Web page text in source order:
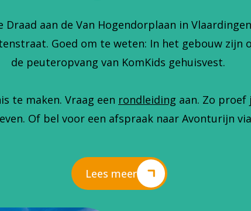
Goed om te weten: In het gebouw zijn
de peuteropvang van KomKids gehuisvest.
Of bel voor een afspraak naar Avonturijn via
Lees meer